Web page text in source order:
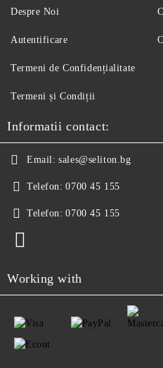
Despre Noi
Autentificare
Termeni de Confidențialitate
Termeni și Condiții
Informatii contact:
Email: sales@seliton.bg
Telefon: 0700 45 155
Telefon: 0700 45 155
Working with